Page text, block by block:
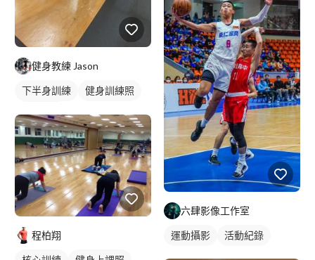
健身教練 Jason
下半身訓練
健身訓練照
程柏翔
六肆影像工作室
運動攝影 活動紀錄